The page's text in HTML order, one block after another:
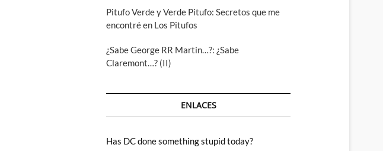
Pitufo Verde y Verde Pitufo: Secretos que me
encontré en Los Pitufos
¿Sabe George RR Martin…?: ¿Sabe
Claremont…? (II)
ENLACES
Has DC done something stupid today?